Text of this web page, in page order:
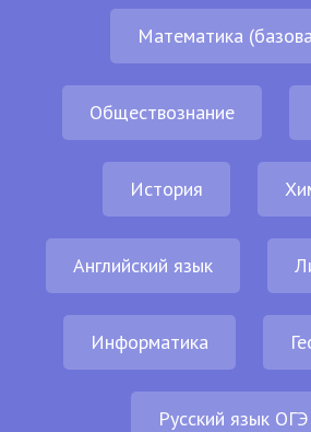
Математика
Обществознание
История
Английский язык
Информатика
Русский язык ОГЭ